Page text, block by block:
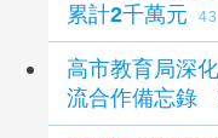
累計2千萬元
高市教育局深
流合作備忘錄